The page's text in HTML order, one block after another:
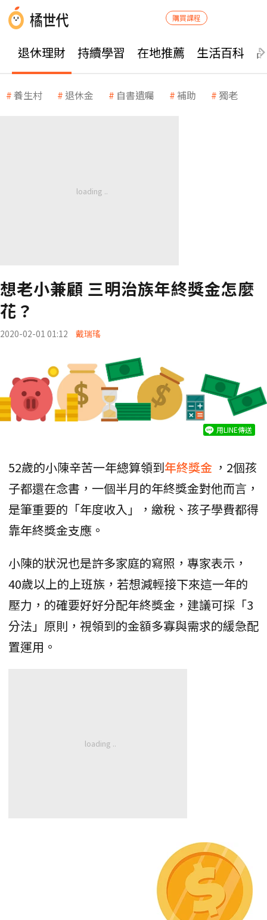
購買課程
退休理財 持續學習 在地推薦 生活百科
養生村 退休金 自書遺囑 補助 獨老
想老小兼顧 三明治族年終獎金怎麼
花？
2020-02-01 01:12 戴瑞瑤
用LINE傳送
52歲的小陳辛苦一年總算領到年終獎金 ，2個孩
子都還在念書，一個半月的年終獎金對他而言，
是筆重要的「年度收入」，繳稅、孩子學費都得
靠年終獎金支應。
小陳的狀況也是許多家庭的寫照，專家表示，
40歲以上的上班族，若想減輕接下來這一年的
壓力，的確要好好分配年終獎金，建議可採「3
分法」原則，視領到的金額多寡與需求的緩急配
置運用。